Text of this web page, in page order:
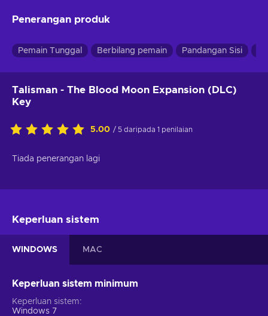
Penerangan produk
Pemain Tunggal Berbilang pemain Pandangan Sisi
Talisman - The Blood Moon Expansion (DLC)
Key
5.00 / 5 daripada 1 penilaian
Tiada penerangan lagi
Keperluan sistem
WINDOWS MAC
Keperluan sistem minimum
Keperluan sistem
Windows 7